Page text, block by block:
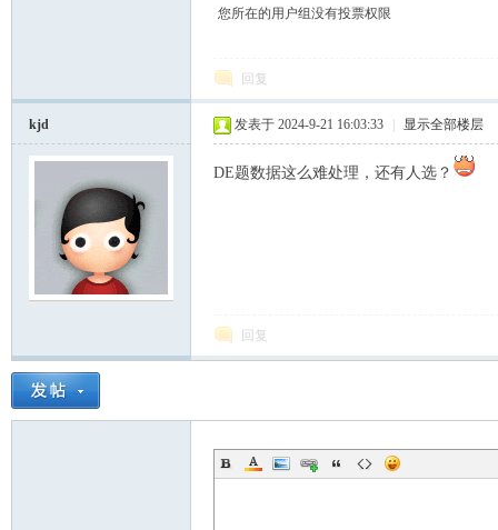
坛
您所在的用户组没有投票权限
回复
kjd 发表于 2024-9-21 16:03:33 显示全部楼层
DE题数据这么难处理，还有人选？
回复